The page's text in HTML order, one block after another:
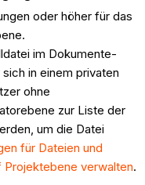
oder höher für das
im Dokumente-
in einem privaten
ohne
zur Liste der
um die Datei
für Dateien und
Projektebene verwalten.